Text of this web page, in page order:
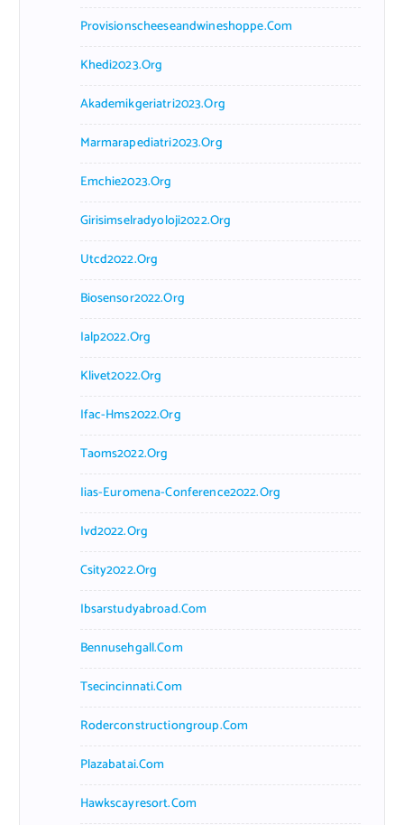
Provisionscheeseandwineshoppe.com
Khedi2023.org
Akademikgeriatri2023.org
Marmarapediatri2023.org
Emchie2023.org
Girisimselradyoloji2022.org
Utcd2022.org
Biosensor2022.org
Ialp2022.org
Klivet2022.org
Ifac-Hms2022.org
Taoms2022.org
Iias-Euromena-Conference2022.org
Ivd2022.org
Csity2022.org
Ibsarstudyabroad.com
Bennusehgall.com
Tsecincinnati.com
Roderconstructiongroup.com
Plazabatai.com
Hawkscayresort.com